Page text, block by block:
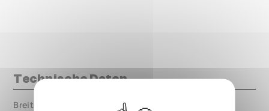
Technische Daten
Breite
000.00 mm